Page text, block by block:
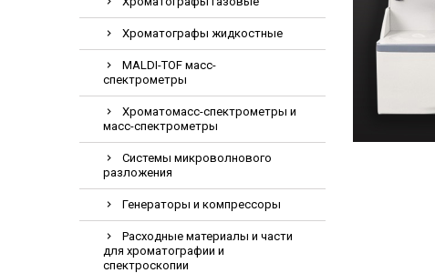
Хроматографы жидкостные
MALDI-TOF масс-
спектрометры
Хроматомасс-спектрометры и
масс-спектрометры
Системы микроволнового
разложения
Генераторы и компрессоры
Расходные материалы и части
для хроматографии и
спектроскопии